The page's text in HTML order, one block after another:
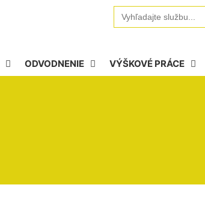
Search
for:
ODVODNENIE VÝŠKOVÉ PRÁCE